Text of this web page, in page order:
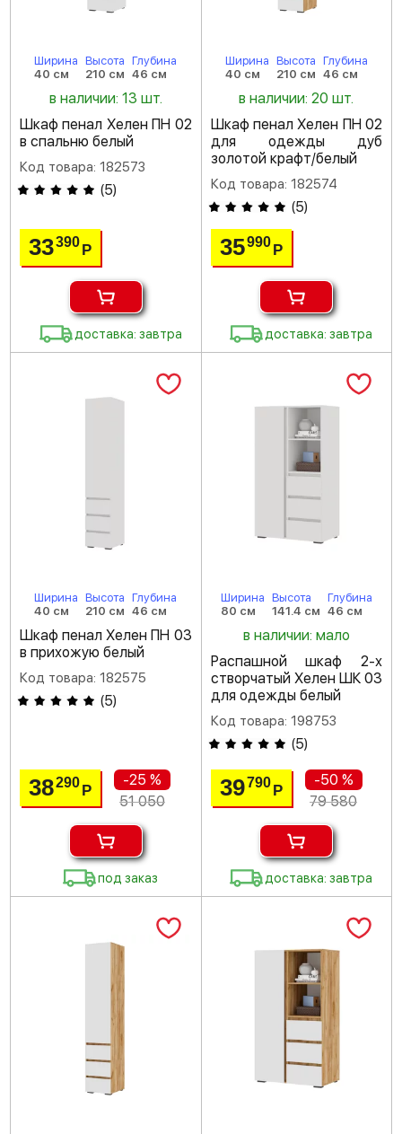
Ширина
40 см
Высота
210 см
Глубина
46 см
в наличии: 13 шт.
Шкаф пенал Хелен ПН 02
в спальню белый
Код товара: 182573
(5)
33390Р
доставка: завтра
Ширина
40 см
Высота
210 см
Глубина
46 см
в наличии: 20 шт.
Шкаф пенал Хелен ПН 02
для одежды дуб
золотой крафт/белый
Код товара: 182574
(5)
35990 Р
доставка: завтра
Ширина
40 см
Высота
210 см
Глубина
46 см
Шкаф пенал Хелен ПН 03
в прихожую белый
Код товара: 182575
(5)
38290Р
-25 %
51 050
под заказ
Ширина
80 см
Высота
141.4 см
Глубина
46 см
в наличии: мало
Распашной шкаф 2-х
створчатый Хелен ШК 03
для одежды белый
Код товара: 198753
(5)
39790 Р
-50 %
79 580
доставка: завтра